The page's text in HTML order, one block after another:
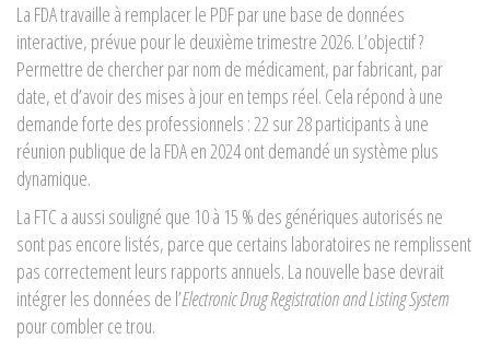
La FDA travaille à remplacer le PDF par une base de données
interactive, prévue pour le deuxième trimestre 2026. L’objectif ?
Permettre de chercher par nom de médicament, par fabricant, par
date, et d’avoir des mises à jour en temps réel. Cela répond à une
demande forte des professionnels : 22 sur 28 participants à une
réunion publique de la FDA en 2024 ont demandé un système plus
dynamique.
La FTC a aussi souligné que 10 à 15 % des génériques autorisés ne
sont pas encore listés, parce que certains laboratoires ne remplissent
pas correctement leurs rapports annuels. La nouvelle base devrait
intégrer les données de l’Electronic Drug Registration and Listing System
pour combler ce trou.